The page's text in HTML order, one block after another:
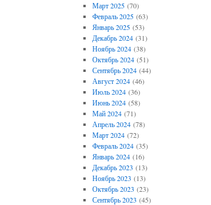
Март 2025(70)
Февраль 2025(63)
Январь 2025(53)
Декабрь 2024(31)
Ноябрь 2024(38)
Октябрь 2024(51)
Сентябрь 2024(44)
Август 2024(46)
Июль 2024(36)
Июнь 2024(58)
Май 2024(71)
Апрель 2024(78)
Март 2024(72)
Февраль 2024(35)
Январь 2024(16)
Декабрь 2023 (13)
Ноябрь 2023 (13)
Октябрь 2023 (23)
Сентябрь 2023 (45)